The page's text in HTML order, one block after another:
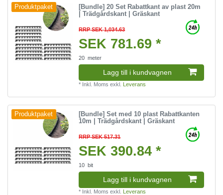
Produktpaket
[Bundle] 20 Set Rabattkant av plast 20m
| Trädgårdskant | Gräskant
RRP SEK 1,034.63
SEK 781.69 *
20 meter
Lagg till i kundvagnen
* Inkl. Moms exkl. Leverans
Produktpaket
[Bundle] Set med 10 plast Rabattkanten
10m | Trädgårdskant | Gräskant
RRP SEK 517.31
SEK 390.84 *
10 bit
Lagg till i kundvagnen
* Inkl. Moms exkl. Leverans